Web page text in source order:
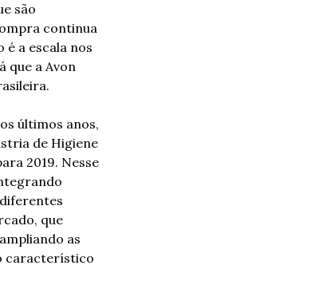
são
continua
a escala nos
que a Avon
últimos anos,
de Higiene
2019. Nesse
que
as
característico